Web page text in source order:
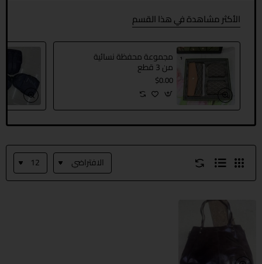
الأكثر مشاهدة في هذا القسم
مجموعة محفظة نسائية
من 3 قطع
$0.00